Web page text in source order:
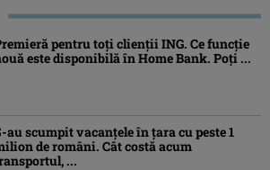
pentru toți clienții ING. Ce funcție
este disponibilă în Home Bank. Poți ...
au scumpit vacanțele în țara cu peste 1
de români. Cât costă acum
...